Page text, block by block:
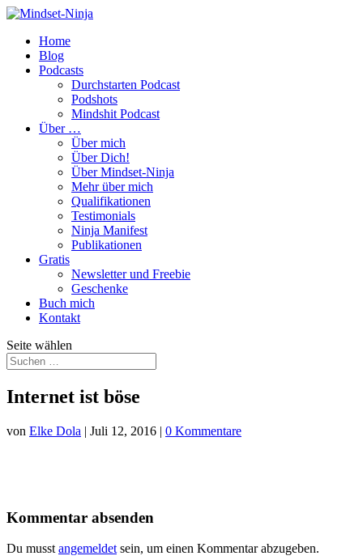
Home
Blog
Podcasts
Durchstarten Podcast
Podshots
Mindshit Podcast
Über …
Über mich
Über Dich!
Über Mindset-Ninja
Mehr über mich
Qualifikationen
Testimonials
Ninja Manifest
Publikationen
Gratis
Newsletter und Freebie
Geschenke
Buch mich
Kontakt
Seite wählen
Internet ist böse
von Elke Dola | Juli 12, 2016 | 0 Kommentare
Kommentar absenden
Du musst angemeldet sein, um einen Kommentar abzugeben.